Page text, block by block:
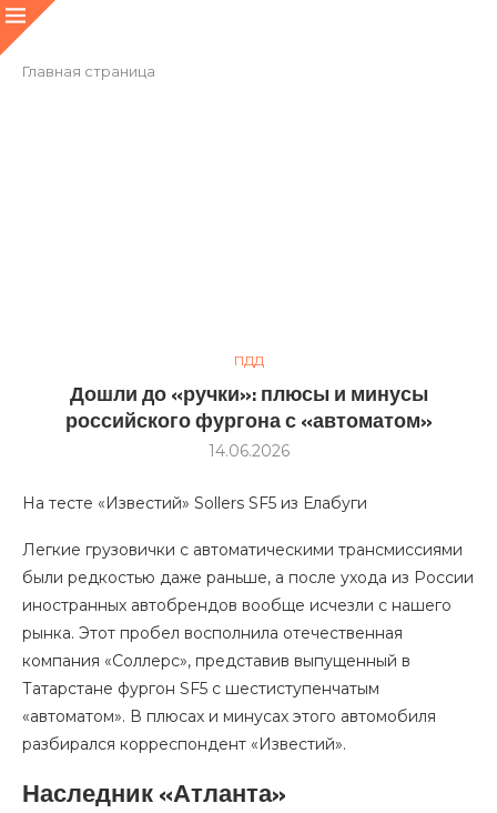
Главная страница
ПДД
Дошли до «ручки»: плюсы и минусы
российского фургона с «автоматом»
14.06.2026
На тесте «Известий» Sollers SF5 из Елабуги
Легкие грузовички с автоматическими трансмиссиями
были редкостью даже раньше, а после ухода из России
иностранных автобрендов вообще исчезли с нашего
рынка. Этот пробел восполнила отечественная
компания «Соллерс», представив выпущенный в
Татарстане фургон SF5 с шестиступенчатым
«автоматом». В плюсах и минусах этого автомобиля
разбирался корреспондент «Известий».
Наследник «Атланта»